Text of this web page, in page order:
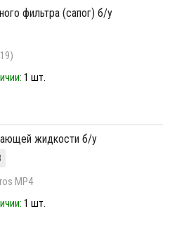
фильтра (сапог) б/у
1 шт.
жидкости б/у
MP4
1 шт.